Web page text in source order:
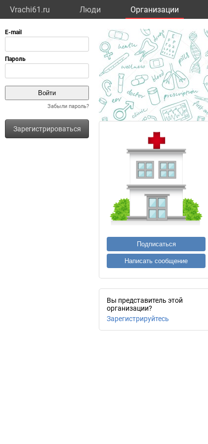
Vrachi61.ru Люди Организации
Забыли пароль?
Зарегистрироваться
Подписаться
Написать сообщение
Вы представитель этой
организации?
Зарегистрируйтесь